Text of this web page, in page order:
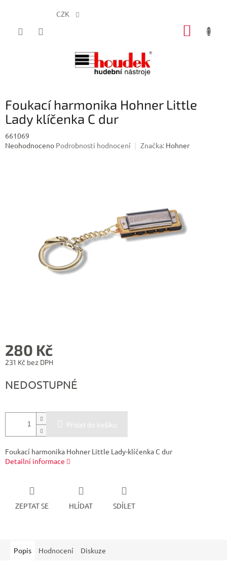
CZK
Foukací harmonika Hohner Little
Lady klíčenka C dur
661069
Průměrné
Neohodnoceno Podrobnosti hodnocení Značka: Hohner
280 Kč
231 Kč bez DPH
cena:
NEDOSTUPNÉ
Přidat do košíku
Foukací harmonika Hohner Little Lady-klíčenka C dur
Detailní informace
ZEPTAT SE HLÍDAT SDÍLET
Popis Hodnocení Diskuze